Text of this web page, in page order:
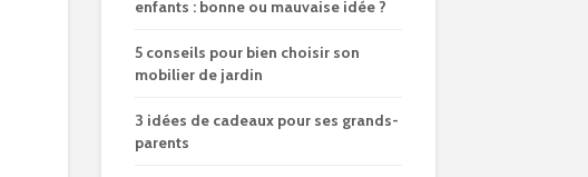
enfants : bonne ou mauvaise idée ?
5 conseils pour bien choisir son
mobilier de jardin
3 idées de cadeaux pour ses grands-
parents